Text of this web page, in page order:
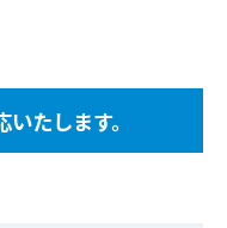
たします。